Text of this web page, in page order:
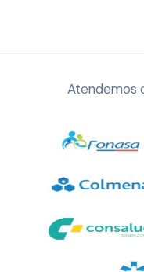
Atendemos